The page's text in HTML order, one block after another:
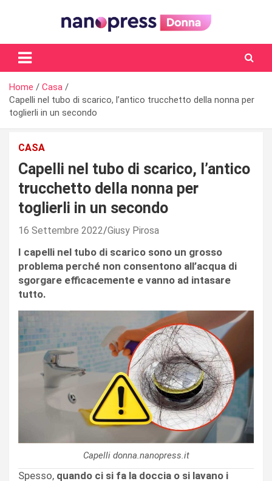
Il magazine femminile di Nanopress.it
Home
Casa
Capelli nel tubo di scarico, l’antico trucchetto della nonna per
toglierli in un secondo
CASA
Capelli nel tubo di scarico, l’antico
trucchetto della nonna per
toglierli in un secondo
16 Settembre 2022 Giusy Pirosa
I capelli nel tubo di scarico sono un grosso
problema perché non consentono all’acqua di
sgorgare efficacemente e vanno ad intasare
tutto.
Capelli donna.nanopress.it
Spesso, quando ci si fa la doccia o si lavano i